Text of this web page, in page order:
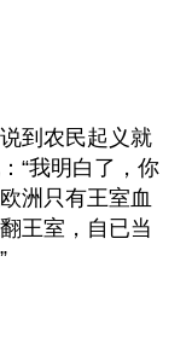
到农民起义就
“我明白了，你
洲只有王室血
王室，自已当